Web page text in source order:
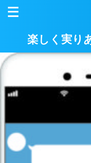
楽しく実り